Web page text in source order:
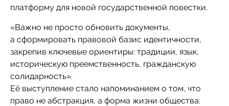
платформу для новой государственной повестки.
«Важно не просто обновить документы,
а сформировать правовой базис идентичности,
закрепив ключевые ориентиры: традиции, язык,
историческую преемственность, гражданскую
солидарность».
Её выступление стало напоминанием о том, что
право не абстракция, а форма жизни общества.